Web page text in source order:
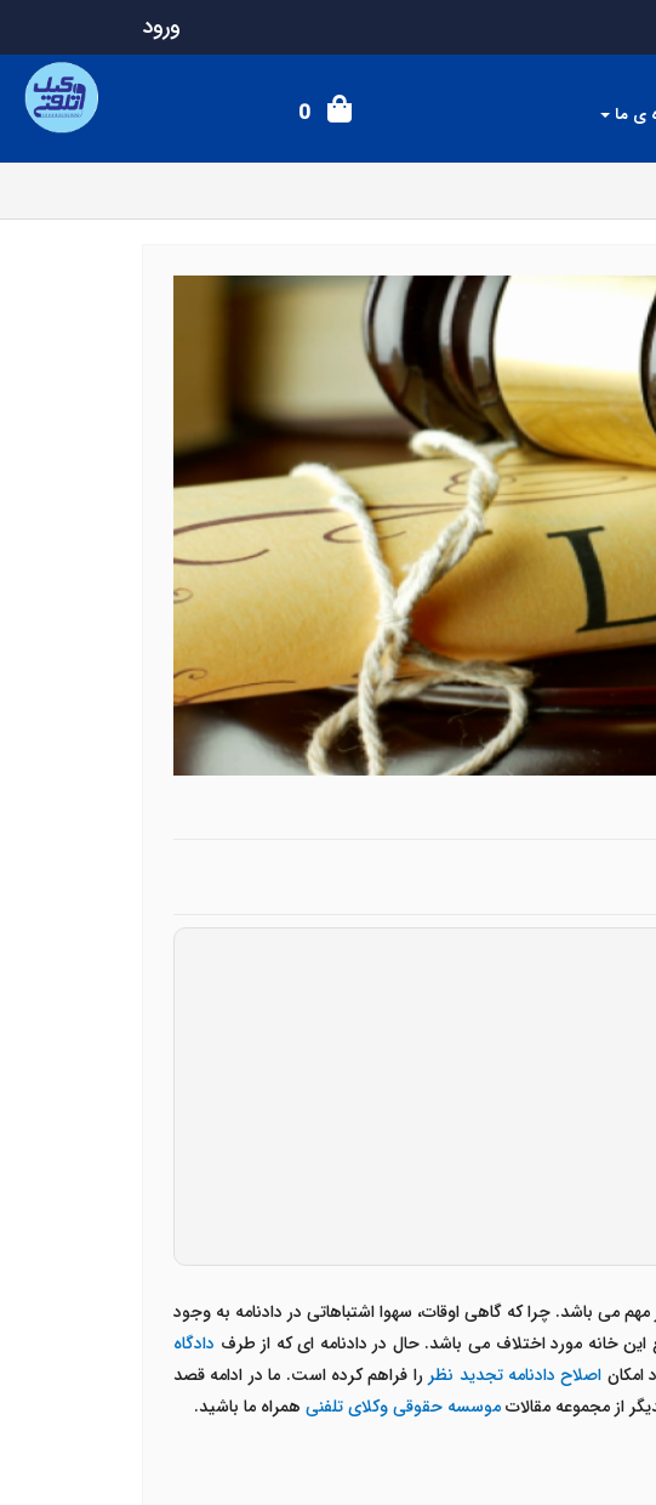
ورود
ی ما 0
می باشد. چرا که گاهی اوقات، سهوا اشتباهاتی در دادنامه به وجود
خانه مورد اختلاف می باشد. حال در دادنامه ای که از طرف دادگاه
امکان اصلاح دادنامه تجدید نظر را فراهم کرده است. ما در ادامه قصد
از مجموعه مقالاتموسسه حقوقی وکلای تلفنی همراه ما باشید.